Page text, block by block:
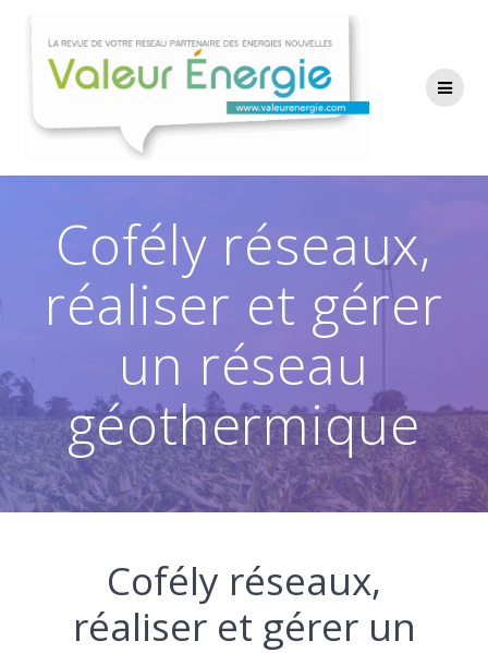
contenu
Cofély réseaux,
réaliser et gérer
un réseau
géothermique
Cofély réseaux,
réaliser et gérer un